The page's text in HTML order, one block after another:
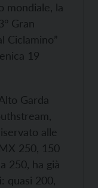
mondiale, la
Gran
Ciclamino”
19
Garda
alle
250, 150
250, ha già
quasi 200,